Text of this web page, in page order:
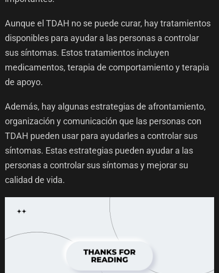
Aunque el TDAH no se puede curar, hay tratamientos
disponibles para ayudar a las personas a controlar
sus síntomas. Estos tratamientos incluyen
medicamentos, terapia de comportamiento y terapia
de apoyo.
Además, hay algunas estrategias de afrontamiento,
organización y comunicación que las personas con
TDAH pueden usar para ayudarles a controlar sus
síntomas. Estas estrategias pueden ayudar a las
personas a controlar sus síntomas y mejorar su
calidad de vida.